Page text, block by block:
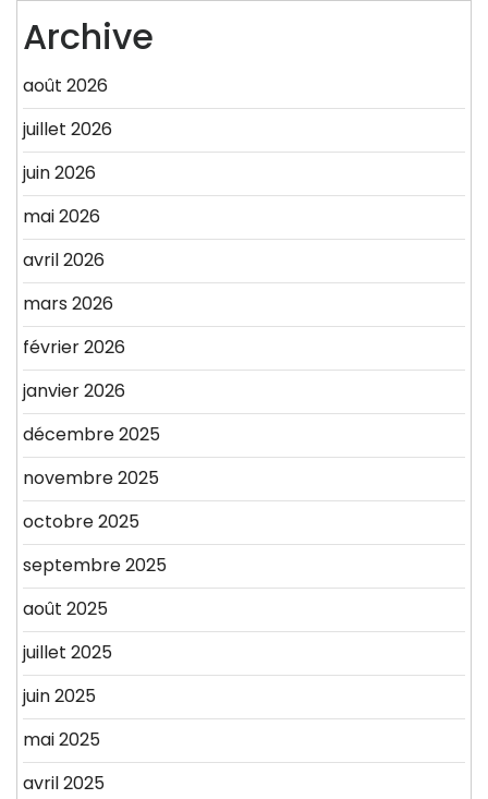
Archive
août 2026
juillet 2026
juin 2026
mai 2026
avril 2026
mars 2026
février 2026
janvier 2026
décembre 2025
novembre 2025
octobre 2025
septembre 2025
août 2025
juillet 2025
juin 2025
mai 2025
avril 2025